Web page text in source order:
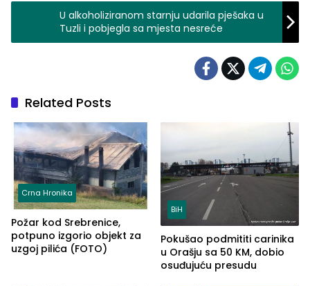
U alkoholiziranom starnju udarila pješaka u
Tuzli i pobjegla sa mjesta nesreće
Related Posts
Crna Hronika
Požar kod Srebrenice,
potpuno izgorio objekt za
uzgoj pilića (FOTO)
BiH
Pokušao podmititi carinika
u Orašju sa 50 KM, dobio
osuđujuću presudu